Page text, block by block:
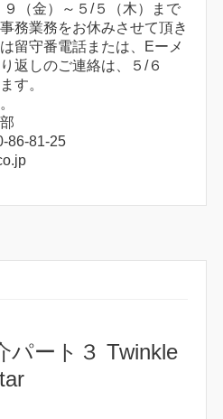
（金）～５/５（木）まで
務業務をお休みさせて頂き
留守番電話または、Eーメ
返しのご連絡は、５/６
す。
86-81-25
パート３ Twinkle